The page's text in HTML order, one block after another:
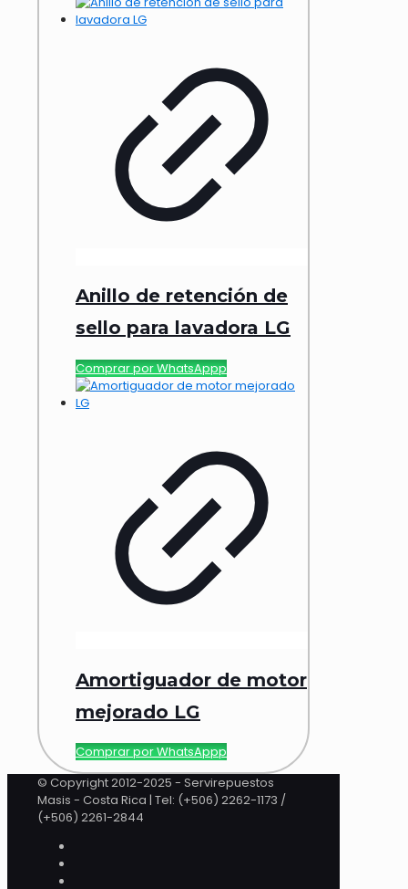
Anillo de retención de
sello para lavadora LG
Comprar por WhatsAppp
Amortiguador de motor
mejorado LG
Comprar por WhatsAppp
© Copyright 2012-2025 - Servirepuestos
Masis - Costa Rica | Tel: (+506) 2262-1173 /
(+506) 2261-2844